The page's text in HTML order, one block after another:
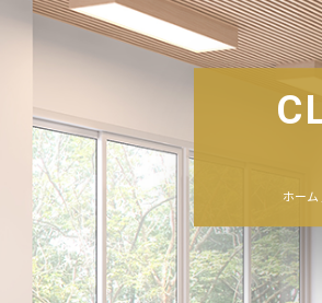
ホーム